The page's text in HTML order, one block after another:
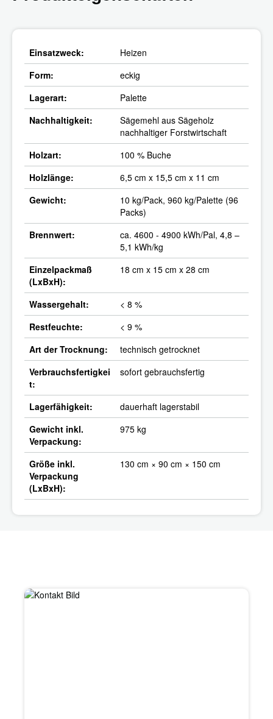
Einsatzweck:
Heizen
Form:
eckig
Lagerart:
Palette
Nachhaltigkeit:
Sägemehl aus Sägeholz
nachhaltiger Forstwirtschaft
Holzart:
100 % Buche
Holzlänge:
6,5 cm x 15,5 cm x 11 cm
Gewicht:
10 kg/Pack, 960 kg/Palette (96
Packs)
Brennwert:
ca. 4600 - 4900 kWh/Pal, 4,8 –
5,1 kWh/kg
Einzelpackmaß
(LxBxH):
18 cm x 15 cm x 28 cm
Wassergehalt:
< 8 %
Restfeuchte:
< 9 %
Art der Trocknung:
technisch getrocknet
Verbrauchsfertigkei
t:
sofort gebrauchsfertig
Lagerfähigkeit:
dauerhaft lagerstabil
Gewicht inkl.
Verpackung:
975 kg
Größe inkl.
Verpackung
(LxBxH):
130 cm × 90 cm × 150 cm